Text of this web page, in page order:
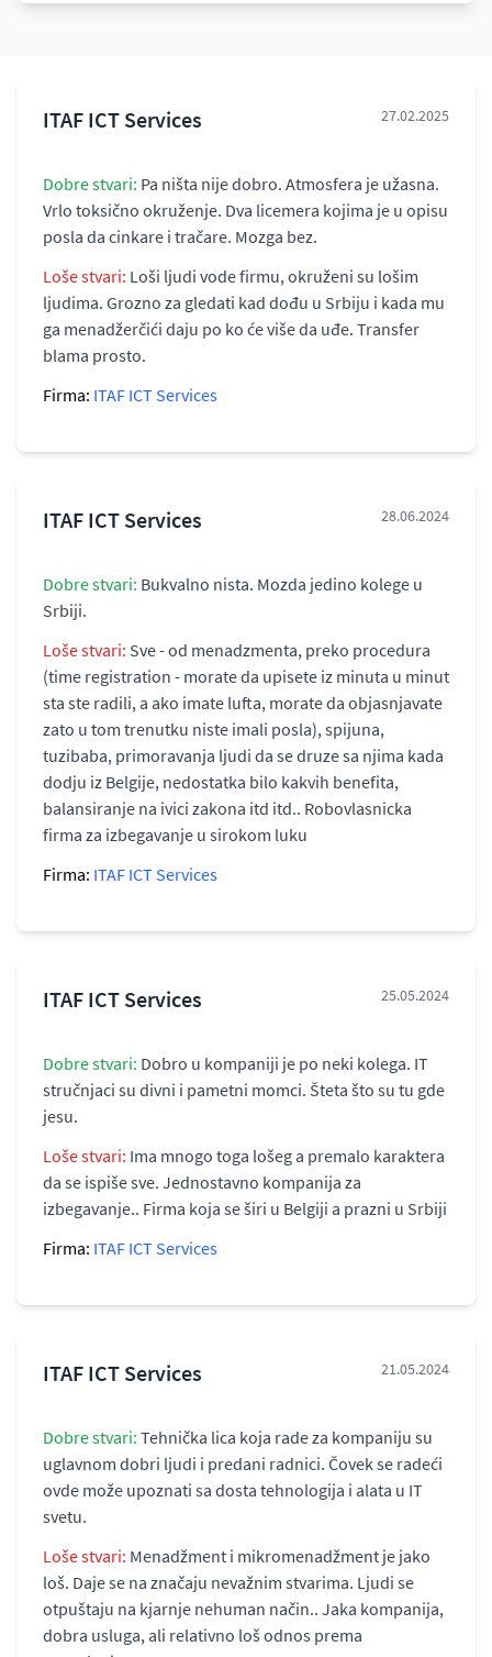
ITAF ICT Services 27.02.2025
Dobre stvari: Pa ništa nije dobro. Atmosfera je užasna.
Vrlo toksično okruženje. Dva licemera kojima je u opisu
posla da cinkare i tračare. Mozga bez.
Loše stvari: Loši ljudi vode firmu, okruženi su lošim
ljudima. Grozno za gledati kad dođu u Srbiju i kada mu
ga menadžerčići daju po ko će više da uđe. Transfer
blama prosto.
Firma: ITAF ICT Services
ITAF ICT Services 28.06.2024
Dobre stvari: Bukvalno nista. Mozda jedino kolege u
Srbiji.
Loše stvari: Sve - od menadzmenta, preko procedura
(time registration - morate da upisete iz minuta u minut
sta ste radili, a ako imate lufta, morate da objasnjavate
zato u tom trenutku niste imali posla), spijuna,
tuzibaba, primoravanja ljudi da se druze sa njima kada
dodju iz Belgije, nedostatka bilo kakvih benefita,
balansiranje na ivici zakona itd itd.. Robovlasnicka
firma za izbegavanje u sirokom luku
Firma: ITAF ICT Services
ITAF ICT Services 25.05.2024
Dobre stvari: Dobro u kompaniji je po neki kolega. IT
stručnjaci su divni i pametni momci. Šteta što su tu gde
jesu.
Loše stvari: Ima mnogo toga lošeg a premalo karaktera
da se ispiše sve. Jednostavno kompanija za
izbegavanje.. Firma koja se širi u Belgiji a prazni u Srbiji
Firma: ITAF ICT Services
ITAF ICT Services 21.05.2024
Dobre stvari: Tehnička lica koja rade za kompaniju su
uglavnom dobri ljudi i predani radnici. Čovek se radeći
ovde može upoznati sa dosta tehnologija i alata u IT
svetu.
Loše stvari: Menadžment i mikromenadžment je jako
loš. Daje se na značaju nevažnim stvarima. Ljudi se
otpuštaju na kjarnje nehuman način.. Jaka kompanija,
dobra usluga, ali relativno loš odnos prema